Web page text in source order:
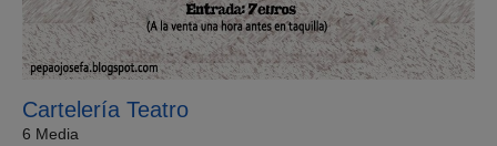
Cartelería Teatro
6 Media